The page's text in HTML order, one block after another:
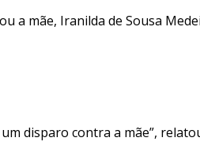
a mãe, Iranilda de Sousa
disparo contra a mãe”,